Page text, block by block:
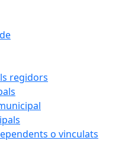
regidors
o vinculats